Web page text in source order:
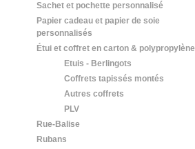
Sachet et pochette personnalisé
Papier cadeau et papier de soie
personnalisés
Étui et coffret en carton & polypropylène
Etuis - Berlingots
Coffrets tapissés montés
Autres coffrets
PLV
Rue-Balise
Rubans